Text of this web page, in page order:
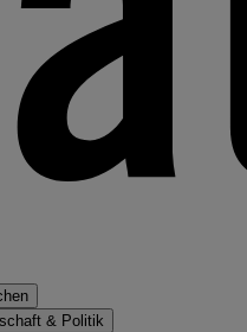
& Politik